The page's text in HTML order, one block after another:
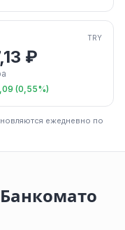
TRY
₽
(0,55%)
ежедневно по